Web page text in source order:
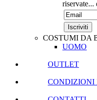
riservate...
COSTUMI DA
UOMO
OUTLET
CONDIZIONI